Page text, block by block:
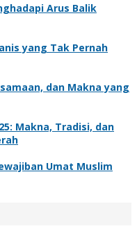
Arus Balik
yang Tak Pernah
dan Makna yang
Makna, Tradisi, dan
Umat Muslim